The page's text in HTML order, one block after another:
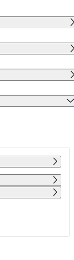
SO NE
1 2
8 9
4 319 4 319